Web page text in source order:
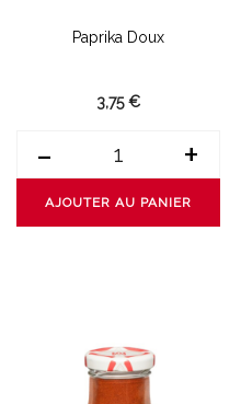
Paprika Doux
3,75 €
- +
AJOUTER AU PANIER